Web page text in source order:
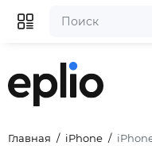
Главная iPhone